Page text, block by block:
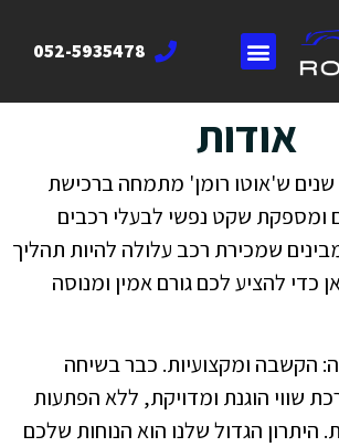
052-5935478
אודות
כבר למעלה מ-15 שנים ש'אוטו רומן' מתמחה ברכישת
ומספקת שקט נפשי לבעלי רכבים
שמכירת רכב עלולה להיות תהליך
כדי להציע לכם גורם אמין ומנוסה
הקשבה ומקצועיות. כבר בשיחה
שווי הוגנת ומדויקת, ללא הפתעות
היתרון הגדול שלנו הוא הנוחות שלכם